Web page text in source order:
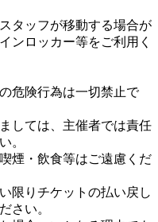
タッフが移動する場合が
ンロッカー等をご利用く
危険行為は一切禁止で
しては、主催者では責任
。
煙・飲食等はご遠慮くだ
限りチケットの払い戻し
さい。